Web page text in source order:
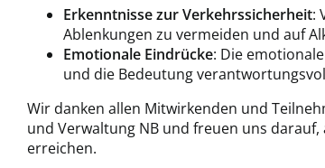
Erkenntnisse zur Verkehrssicherheit:
Ablenkungen zu vermeiden und auf
Emotionale Eindrücke: Die
und die Bedeutung
Wir danken allen Mitwirkenden und
und Verwaltung NB und freuen uns
erreichen.